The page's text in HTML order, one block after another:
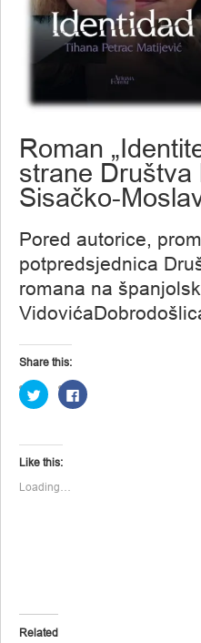
Roman
strane
Sisačko-
Pored autorice,
potpredsjednica
romana na
Share this:
Click
to
share
(Opens
in
new
Click
to
Like this:
Loading…
Related